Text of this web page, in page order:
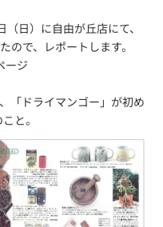
日）に自由が丘店にて、
ので、レポートします。
ージ
「 ドライマンゴー 」が初め
と。